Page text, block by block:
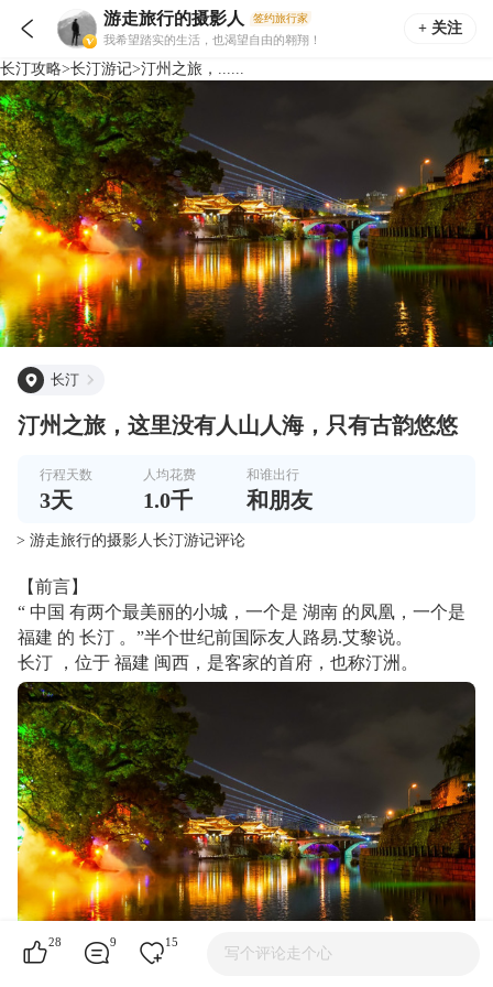
 游走旅行的摄影人 签约旅行家
我希望踏实的生活，也渴望自由的翱翔！
+ 关注
长汀攻略>长汀游记>汀州之旅，......
长汀
汀州之旅，这里没有人山人海，只有古韵悠悠
行程天数
3天
人均花费
1.0千
和谁出行
和朋友
> 游走旅行的摄影人长汀游记评论
【前言】
“ 中国 有两个最美丽的小城，一个是 湖南 的凤凰，一个是
福建 的 长汀 。”半个世纪前国际友人路易.艾黎说。
长汀 ，位于 福建 闽西，是客家的首府，也称汀洲。
28 9 15
写个评论走个心